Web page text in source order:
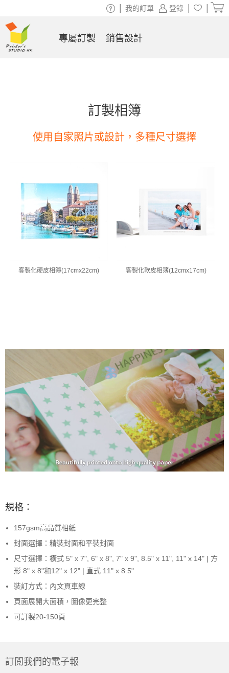
訂製相簿
使用自家照片或設計，多種尺寸選擇
客製化硬皮相簿(17cmx22cm) 客製化軟皮相簿(12cmx17cm)
規格：
157gsm高品質相紙
封面選擇：精裝封面和平裝封面
尺寸選擇：橫式 5" x 7", 6" x 8", 7" x 9", 8.5" x 11", 11" x 14" | 方
形 8" x 8"和12" x 12" | 直式 11" x 8.5"
裝訂方式：內文頁車線
頁面展開大面積，圖像更完整
可訂製20-150頁
訂閲我們的電子報
登錄
我的訂單
專屬訂製 銷售設計